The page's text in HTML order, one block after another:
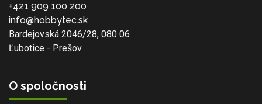
+421 909 100 200
info@hobbytec.sk
Bardejovská 2046/28, 080 06
Ľubotice - Prešov
O spoločnosti